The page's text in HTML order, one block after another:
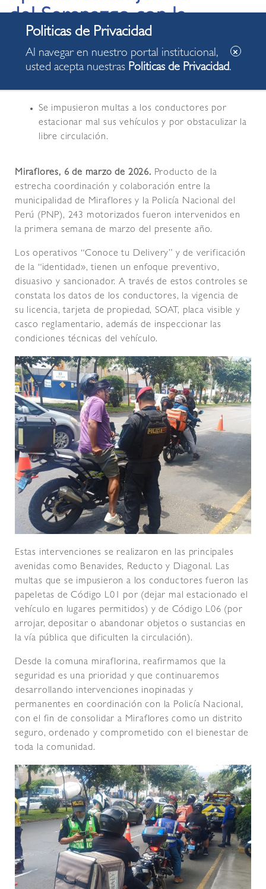
del Serenazgo con la
PNP
Se impusieron multas a los conductores por
estacionar mal sus vehículos y por obstaculizar la
libre circulación.
Miraflores, 6 de marzo de 2026. Producto de la
estrecha coordinación y colaboración entre la
municipalidad de Miraflores y la Policía Nacional del
Perú (PNP), 243 motorizados fueron intervenidos en
la primera semana de marzo del presente año.
Los operativos “Conoce tu Delivery” y de verificación
de la “identidad», tienen un enfoque preventivo,
disuasivo y sancionador. A través de estos controles se
constata los datos de los conductores, la vigencia de
su licencia, tarjeta de propiedad, SOAT, placa visible y
casco reglamentario, además de inspeccionar las
condiciones técnicas del vehículo.
Estas intervenciones se realizaron en las principales
avenidas como Benavides, Reducto y Diagonal. Las
multas que se impusieron a los conductores fueron las
papeletas de Código L01 por (dejar mal estacionado el
vehículo en lugares permitidos) y de Código L06 (por
arrojar, depositar o abandonar objetos o sustancias en
la vía pública que dificulten la circulación).
Desde la comuna miraflorina, reafirmamos que la
seguridad es una prioridad y que continuaremos
desarrollando intervenciones inopinadas y
permanentes en coordinación con la Policía Nacional,
con el fin de consolidar a Miraflores como un distrito
seguro, ordenado y comprometido con el bienestar de
toda la comunidad.
Al navegar en nuestro portal institucional,
usted acepta nuestras Politicas de Privacidad.